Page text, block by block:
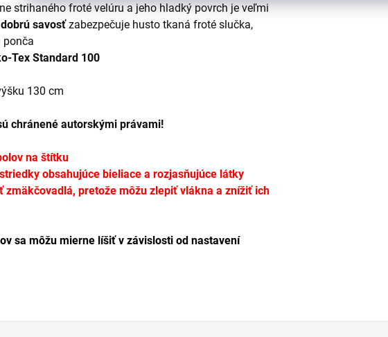
strihaného froté velúru a jeho hladký povrch je veľmi
savosťzabezpečuje husto tkaná froté slučka,
ponča
Tex Standard 100
130 cm
chránené autorskými právami!
na štítku
obsahujúce bieliace a rozjasňujúce látky
zmäkčovadlá, pretože môžu zlepiť vlákna a znížiť ich
sa môžu mierne líšiť v závislosti od nastavení